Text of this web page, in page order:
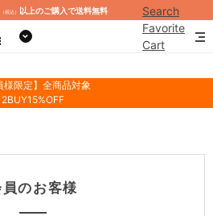
（税込） 以上のご購入で送料無料
Search
Favorite
Cart
様限定】全商品対象
2BUY15%OFF
員のお客様